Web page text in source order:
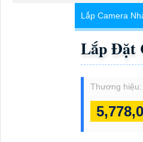
Lắp Camera
Lắp Đặt
Thương hiệu: